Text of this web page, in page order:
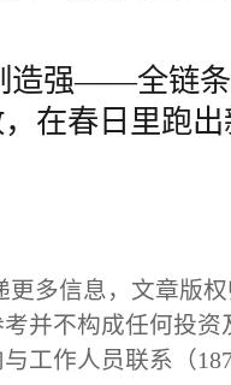
造强——全链
在春日里跑
多信息，文章版
并不构成任何投
工作人员联系（